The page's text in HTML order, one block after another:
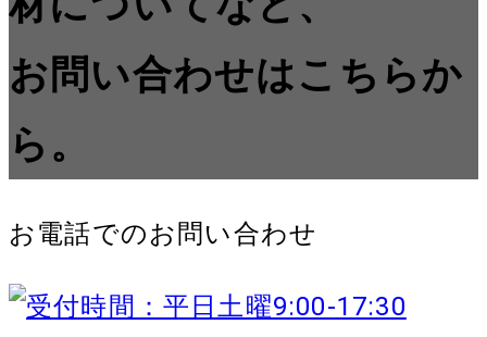
お問い合わせはこちらか
ら。
お電話でのお問い合わせ